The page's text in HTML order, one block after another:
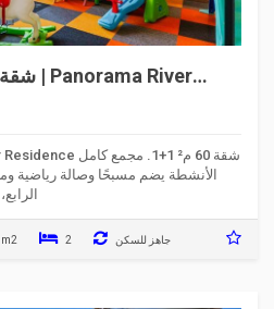
الأنشطة يضم مسبحًا وصالة رياضية
2 جاهز للسكن